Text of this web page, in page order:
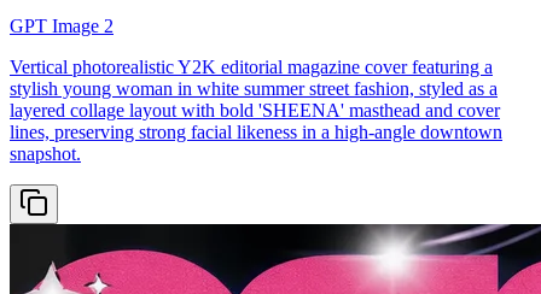
GPT Image 2
Vertical photorealistic Y2K editorial magazine cover featuring a
stylish young woman in white summer street fashion, styled as a
layered collage layout with bold 'SHEENA' masthead and cover
lines, preserving strong facial likeness in a high-angle downtown
snapshot.